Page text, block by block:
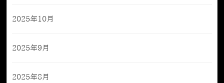
2025年10月
2025年9月
2025年8月